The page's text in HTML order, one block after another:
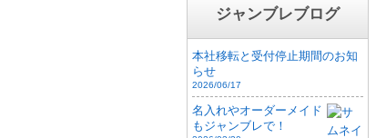
ジャンブレブログ
本社移転と受付停止期間のお知
らせ
2026/06/17
名入れやオーダーメイド
もジャンブレで！